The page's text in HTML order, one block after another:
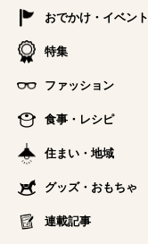
おでかけ・イベント
特集
ファッション
食事・レシピ
住まい・地域
グッズ・おもちゃ
連載記事